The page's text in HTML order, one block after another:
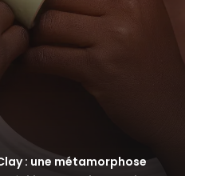
: une métamorphose